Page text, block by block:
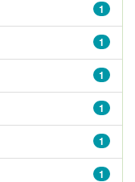
1
1
1
1
1
1